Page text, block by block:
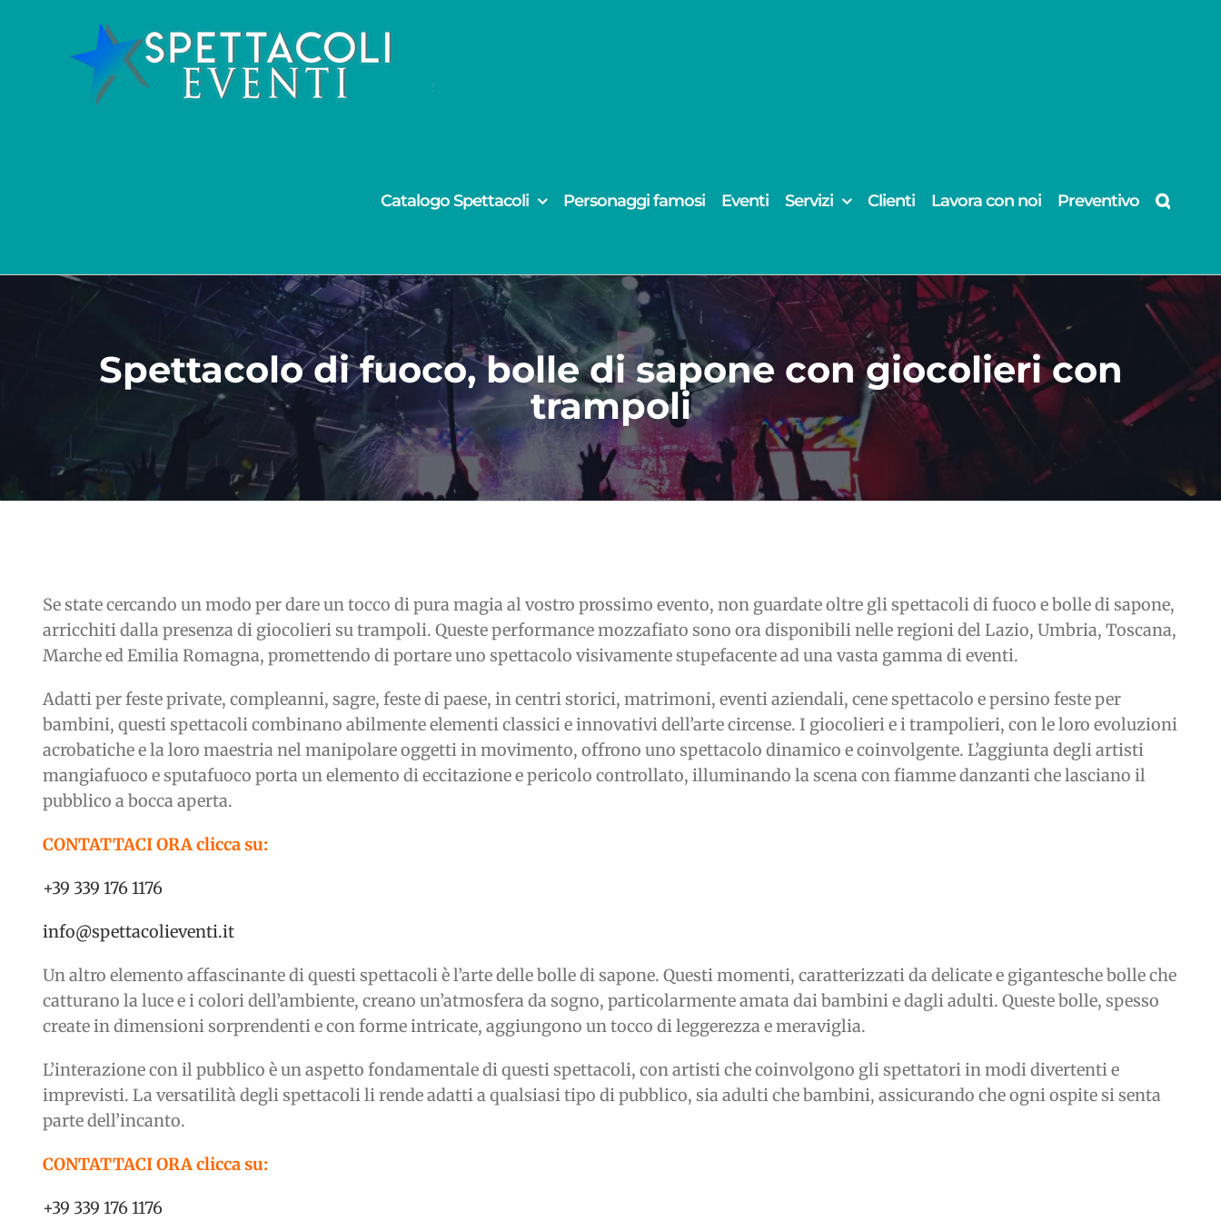
contenuto
Catalogo Spettacoli Personaggi famosi Eventi Servizi Clienti Lavora con noi Preventivo
Spettacolo di fuoco, bolle di sapone con giocolieri con
trampoli
Se state cercando un modo per dare un tocco di pura magia al vostro prossimo evento, non guardate oltre gli spettacoli di fuoco e bolle di sapone,
arricchiti dalla presenza di giocolieri su trampoli. Queste performance mozzafiato sono ora disponibili nelle regioni del Lazio, Umbria, Toscana,
Marche ed Emilia Romagna, promettendo di portare uno spettacolo visivamente stupefacente ad una vasta gamma di eventi.
Adatti per feste private, compleanni, sagre, feste di paese, in centri storici, matrimoni, eventi aziendali, cene spettacolo e persino feste per
bambini, questi spettacoli combinano abilmente elementi classici e innovativi dell’arte circense. I giocolieri e i trampolieri, con le loro evoluzioni
acrobatiche e la loro maestria nel manipolare oggetti in movimento, offrono uno spettacolo dinamico e coinvolgente. L’aggiunta degli artisti
mangiafuoco e sputafuoco porta un elemento di eccitazione e pericolo controllato, illuminando la scena con fiamme danzanti che lasciano il
pubblico a bocca aperta.
CONTATTACI ORA clicca su:
+39 339 176 1176
info@spettacolieventi.it
Un altro elemento affascinante di questi spettacoli è l’arte delle bolle di sapone. Questi momenti, caratterizzati da delicate e gigantesche bolle che
catturano la luce e i colori dell’ambiente, creano un’atmosfera da sogno, particolarmente amata dai bambini e dagli adulti. Queste bolle, spesso
create in dimensioni sorprendenti e con forme intricate, aggiungono un tocco di leggerezza e meraviglia.
L’interazione con il pubblico è un aspetto fondamentale di questi spettacoli, con artisti che coinvolgono gli spettatori in modi divertenti e
imprevisti. La versatilità degli spettacoli li rende adatti a qualsiasi tipo di pubblico, sia adulti che bambini, assicurando che ogni ospite si senta
parte dell’incanto.
CONTATTACI ORA clicca su:
+39 339 176 1176